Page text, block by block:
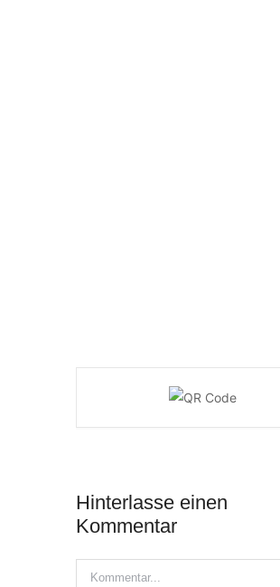
Hinterlasse einen
Kommentar